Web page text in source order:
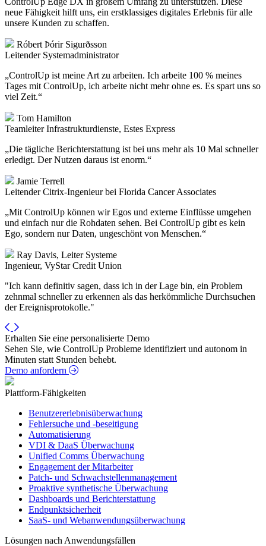
neue Fähigkeit hilft uns, ein erstklassiges digitales Erlebnis für alle
unsere Kunden zu schaffen.
Róbert Þórir Sigurðsson
Leitender Systemadministrator
„ControlUp ist meine Art zu arbeiten. Ich arbeite 100 % meines
Tages mit ControlUp, ich arbeite nicht mehr ohne es. Es spart uns so
viel Zeit.“
Tom Hamilton
Teamleiter Infrastrukturdienste, Estes Express
„Die tägliche Berichterstattung ist bei uns mehr als 10 Mal schneller
erledigt. Der Nutzen daraus ist enorm.“
Jamie Terrell
Leitender Citrix-Ingenieur bei Florida Cancer Associates
„Mit ControlUp können wir Egos und externe Einflüsse umgehen
und einfach nur die Rohdaten sehen. Bei ControlUp gibt es kein
Ego, sondern nur Daten, ungeschönt von Menschen.“
Ray Davis, Leiter Systeme
Ingenieur, VyStar Credit Union
"Ich kann definitiv sagen, dass ich in der Lage bin, ein Problem
zehnmal schneller zu erkennen als das herkömmliche Durchsuchen
der Ereignisprotokolle."
Erhalten Sie eine personalisierte Demo
Sehen Sie, wie ControlUp Probleme identifiziert und autonom in
Minuten statt Stunden behebt.
Demo anfordern
Plattform-Fähigkeiten
Benutzererlebnisüberwachung
Fehlersuche und -beseitigung
Automatisierung
VDI & DaaS Überwachung
Unified Comms Überwachung
Engagement der Mitarbeiter
Patch- und Schwachstellenmanagement
Proaktive synthetische Überwachung
Dashboards und Berichterstattung
Endpunktsicherheit
SaaS- und Webanwendungsüberwachung
Lösungen nach Anwendungsfällen